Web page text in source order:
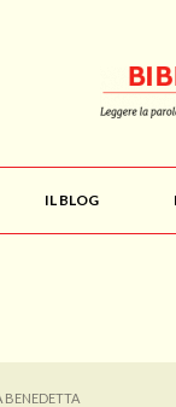
IL BLOG
BENEDETTA